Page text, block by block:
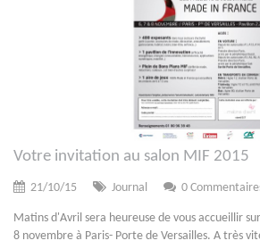
Votre invitation au salon MIF 2015
21/10/15 Journal 0
Matins d'Avril sera heureuse de vous accueillir
8 novembre à Paris- Porte de Versailles. A très